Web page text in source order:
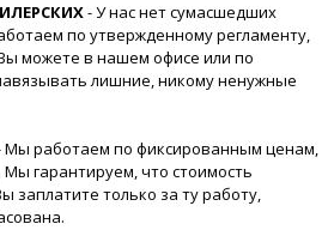
- У нас нет сумасшедших
по утвержденному регламенту,
можете в нашем офисе или по
лишние, никому ненужные
Мы работаем по фиксированным ценам,
гарантируем, что стоимость
заплатите только за ту работу,